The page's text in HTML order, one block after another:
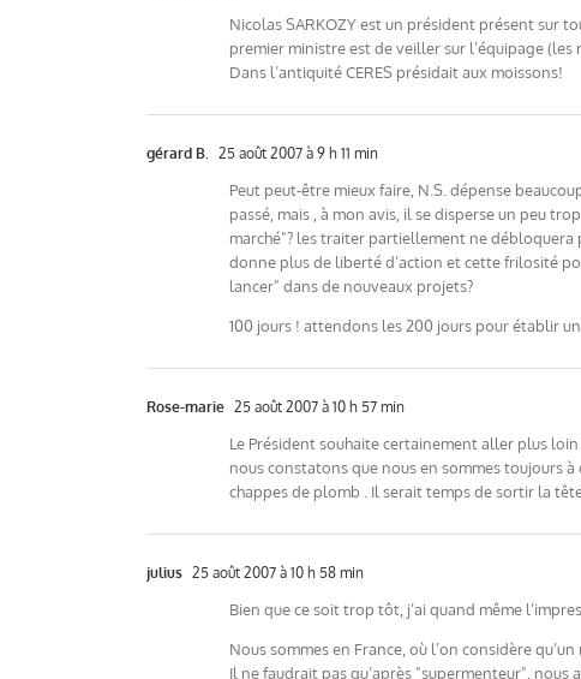
Nicolas SARKOZY est un président présent sur
premier ministre est de veiller sur l’équipage (les
Dans l’antiquité CERES présidait aux moissons!
gérard B. 25 août 2007 à 9 h 11 min
Peut peut-être mieux faire, N.S. dépense
passé, mais , à mon avis, il se disperse un peu
marché"? les traiter partiellement ne
donne plus de liberté d’action et cette frilosité
lancer" dans de nouveaux projets?
100 jours ! attendons les 200 jours pour établir
Rose-marie 25 août 2007 à 10 h 57 min
Le Président souhaite certainement aller plus
nous constatons que nous en sommes toujours
chappes de plomb . Il serait temps de sortir la
julius 25 août 2007 à 10 h 58 min
Bien que ce soit trop tôt, j’ai quand même
Nous sommes en France, où l’on considère
Il ne faudrait pas qu’après "supermenteur", nous